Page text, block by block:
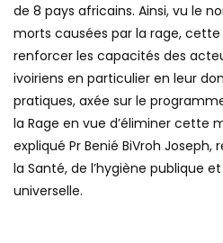
de 8 pays africains. Ainsi, vu le
morts causées par la rage,
renforcer les capacités des
ivoiriens en particulier en leur
pratiques, axée sur le
la Rage en vue d’éliminer cette
expliqué Pr Benié BiVroh
la Santé, de l’hygiène publique
universelle.